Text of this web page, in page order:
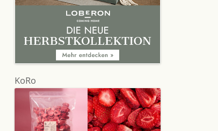
KoRo